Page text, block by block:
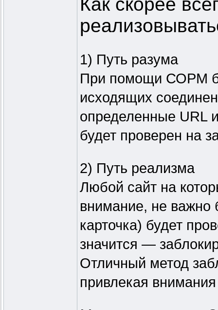
Как скорее
1) Путь разума
При помощи СОРМ
исходящих
определенные URL
будет проверен на
2) Путь реализма
Любой сайт на
внимание, не важно
карточка) будет
значится —
Отличный метод
привлекая